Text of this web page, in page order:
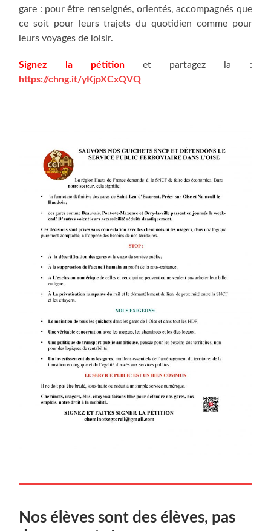
gare : pour être ren­sei­gnés, orien­tés, accom­pa­gnés que
ce soit pour leurs tra­jets du quo­ti­dien comme pour
leurs voyages de loisir.
Signez la péti­tionet par­ta­gez la :
https://chng.it/yKjpXCxQVQ
Nos élèves sont des élèves, pas